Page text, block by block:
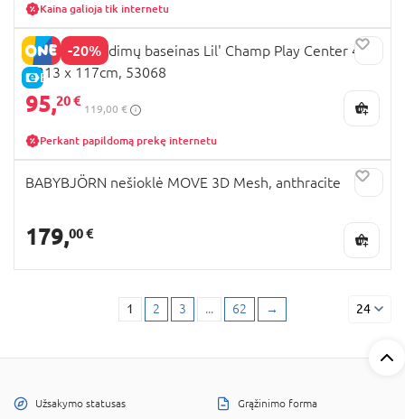
Kaina galioja tik internetu
-20%
E-KAINA
BESTWAY žaidimų baseinas Lil' Champ Play Center 435
x 213 x 117cm, 53068
95,20 €
119,00 €
Perkant papildomą prekę internetu
BABYBJÖRN nešioklė MOVE 3D Mesh, anthracite
179,00 €
1 2 3 ... 62 → 24
Užsakymo statusas Grąžinimo forma